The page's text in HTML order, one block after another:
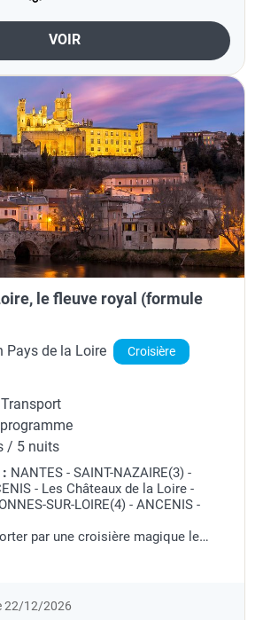
VOIR
le fleuve royal (formule
Pays de la Loire Croisière
/ 5 nuits
NANTES - SAINT-NAZAIRE(3) -
- Les Châteaux de la Loire -
SUR-LOIRE(4) - ANCENIS -
par une croisière magique le
22/12/2026